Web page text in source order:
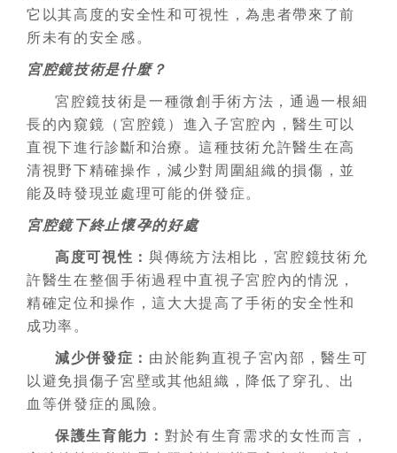
它以其高度的安全性和可視性，為患者帶來了前
所未有的安全感。
宮腔鏡技術是什麼？
宮腔鏡技術是一種微創手術方法，通過一根細
長的內窺鏡（宮腔鏡）進入子宮腔內，醫生可以
直視下進行診斷和治療。這種技術允許醫生在高
清視野下精確操作，減少對周圍組織的損傷，並
能及時發現並處理可能的併發症。
宮腔鏡下終止懷孕的好處
高度可視性：與傳統方法相比，宮腔鏡技術允
許醫生在整個手術過程中直視子宮腔內的情況，
精確定位和操作，這大大提高了手術的安全性和
成功率。
減少併發症： 由於能夠直視子宮內部，醫生可
以避免損傷子宮壁或其他組織，降低了穿孔、出
血等併發症的風險。
保護生育能力： 對於有生育需求的女性而言，